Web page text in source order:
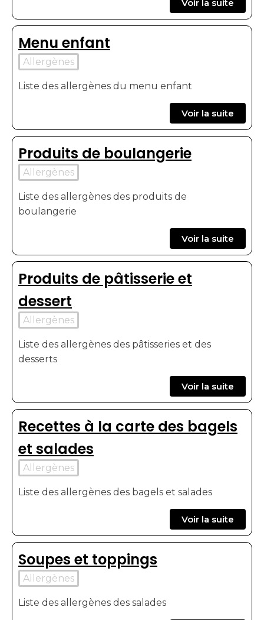
Voir la suite
Menu enfant
Allergènes
Liste des allergènes du menu enfant
Voir la suite
Produits de boulangerie
Allergènes
Liste des allergènes des produits de
boulangerie
Voir la suite
Produits de pâtisserie et
dessert
Allergènes
Liste des allergènes des pâtisseries et des
desserts
Voir la suite
Recettes à la carte des bagels
et salades
Allergènes
Liste des allergènes des bagels et salades
Voir la suite
Soupes et toppings
Allergènes
Liste des allergènes des salades